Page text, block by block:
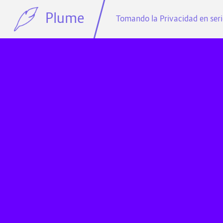
Plume Tomando la Privacidad en